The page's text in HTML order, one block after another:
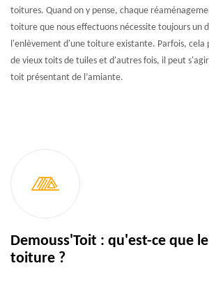
toitures. Quand on y pense, chaque
toiture que nous effectuons nécessite toujours un
l'enlèvement d'une toiture existante. Parfois,
de vieux toits de tuiles et d'autres fois, il peut
toit présentant de l’amiante.
Demouss'Toit : qu'est-ce que
toiture ?